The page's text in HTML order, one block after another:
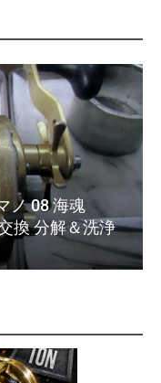
ノ 08 海魂
換 分解＆洗浄